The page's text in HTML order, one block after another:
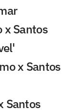
x Santos
x Santos
Santos